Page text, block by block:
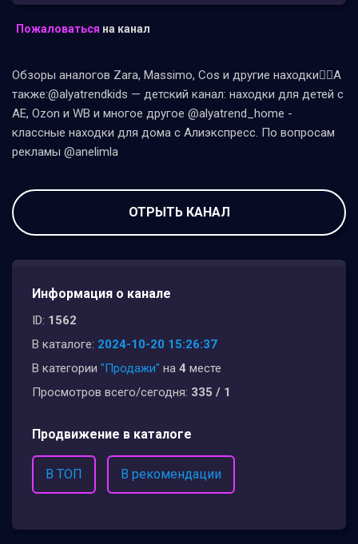
Пожаловаться на канал
Обзоры аналогов Zara, Massimo, Cos и другие находки🕵️‍♀️А
также:@alyatrendkids — детский канал: находки для детей с
АЕ, Ozon и WB и многое другое @alyatrend_home -
классные находки для дома с Алиэкспресс. По вопросам
рекламы @anelimla
ОТРЫТЬ КАНАЛ
Информация о канале
ID: 1562
В каталоге: 2024-10-20 15:26:37
В категории "Продажи" на 4 месте
Просмотров всего/сегодня: 335 / 1
Продвижение в каталоге
В ТОП В рекомендации